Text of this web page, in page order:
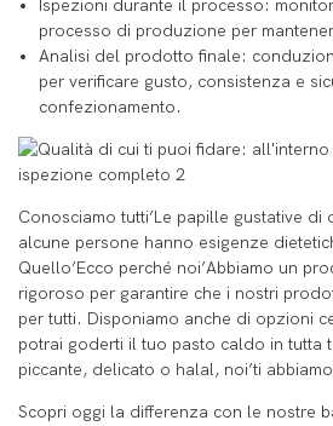
Ispezioni durante il processo:
processo di produzione per
Analisi del prodotto finale:
per verificare gusto, consistenza e
confezionamento.
Conosciamo tutti’Le papille gustative di
alcune persone hanno esigenze
Quello’Ecco perché noi’Abbiamo un
rigoroso per garantire che i nostri
per tutti. Disponiamo anche di opzioni
potrai goderti il ​​tuo pasto caldo in tutta
piccante, delicato o halal, noi’ti
Scopri oggi la differenza con le nostre